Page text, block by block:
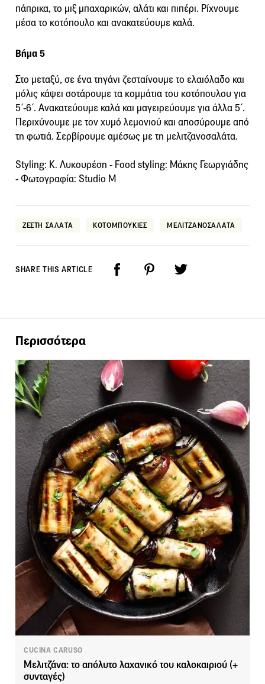
πάπρικα, το μιξ μπαχαρικών, αλάτι και πιπέρι. Ρίχνουμε
μέσα το κοτόπουλο και ανακατεύουμε καλά.
Βήμα 5
Στο μεταξύ, σε ένα τηγάνι ζεσταίνουμε το ελαιόλαδο και
μόλις κάψει σοτάρουμε τα κομμάτια του κοτόπουλου για
5΄-6΄. Ανακατεύουμε καλά και μαγειρεύουμε για άλλα 5΄.
Περιχύνουμε με τον χυμό λεμονιού και αποσύρουμε από
τη φωτιά. Σερβίρουμε αμέσως με τη μελιτζανοσαλάτα.
Styling: Κ. Λυκουρέση - Food styling: Μάκης Γεωργιάδης
- Φωτογραφία: Studio M
ΖΕΣΤΗ ΣΑΛΑΤΑ ΚΟΤΟΜΠΟΥΚΙΕΣ ΜΕΛΙΤΖΑΝΟΣΑΛΑΤΑ
SHARE THIS ARTICLE
Περισσότερα
CUCINA CARUSO
Μελιτζάνα: το απόλυτο λαχανικό του καλοκαιριού (+
συνταγές)